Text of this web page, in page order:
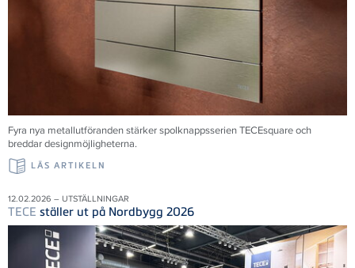
Fyra nya metallutföranden stärker spolknappsserien TECEsquare och
breddar designmöjligheterna.
LÄS ARTIKELN
12.02.2026 – UTSTÄLLNINGAR
TECE ställer ut på Nordbygg 2026